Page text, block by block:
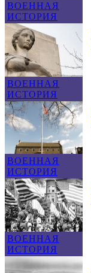
ВОЕННАЯ
ИСТОРИЯ
ВОЕННАЯ
ИСТОРИЯ
ВОЕННАЯ
ИСТОРИЯ
ВОЕННАЯ
ИСТОРИЯ